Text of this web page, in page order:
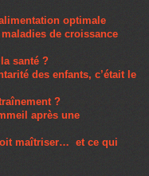
optimale
de croissance
santé ?
des enfants, c’était le
?
après une
maîtriser… et ce qui